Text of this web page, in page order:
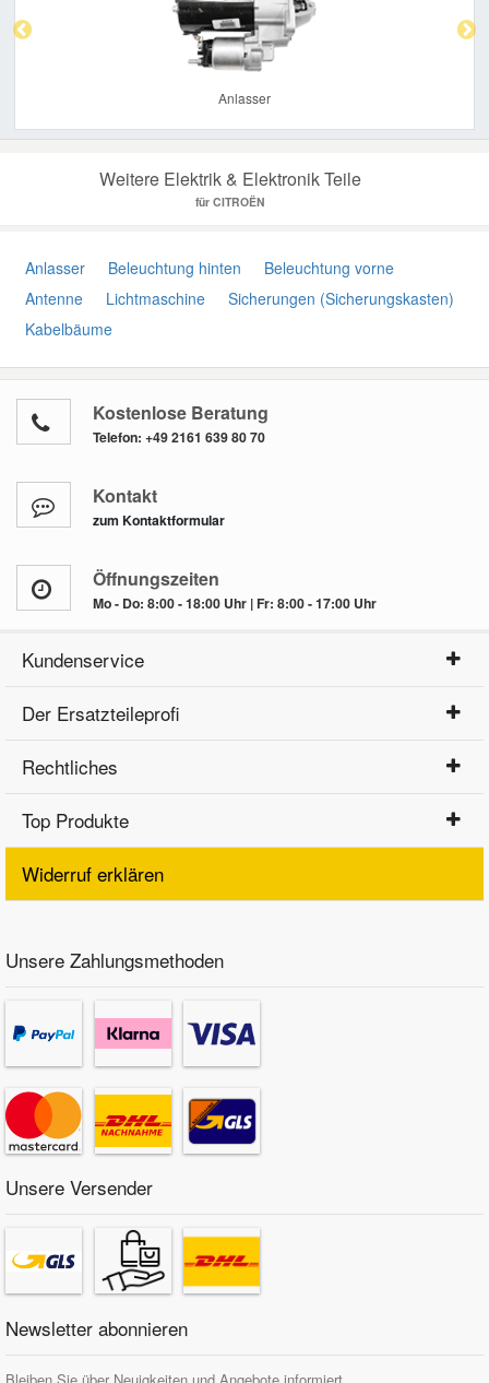
Anlasser
Weitere Elektrik & Elektronik Teile
für CITROËN
Anlasser Beleuchtung hinten
Beleuchtung vorne
Antenne
Lichtmaschine
Sicherungen (Sicherungskasten)
Kabelbäume
Kostenlose Beratung
Telefon: +49 2161 639 80 70
Kontakt
zum Kontaktformular
Öffnungszeiten
Mo - Do: 8:00 - 18:00 Uhr | Fr: 8:00 - 17:00 Uhr
Kundenservice
Der Ersatzteileprofi
Rechtliches
Top Produkte
Widerruf erklären
Unsere Zahlungsmethoden
Unsere Versender
Newsletter abonnieren